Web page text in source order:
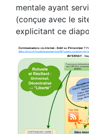
mentale ayant
(conçue avec le
explicitant ce